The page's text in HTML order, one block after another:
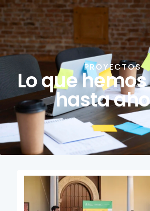
contenido
PROYECTOS
Lo que
hasta